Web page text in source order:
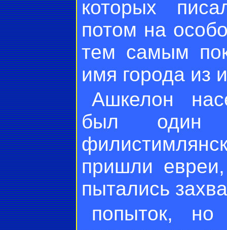
которых
потом на
тем самым
имя города из
Ашкелон
был один
пришли
пытались
попыток,